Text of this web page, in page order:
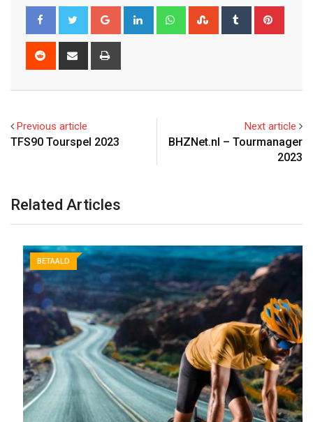
Google+ LinkedIn WhatsappStumbleUpon
Tumblr
Reddit
Share
Previous article
TFS90 Tourspel 2023
Next article
BHZNet.nl – Tourmanager
2023
Related Articles
BETAALD